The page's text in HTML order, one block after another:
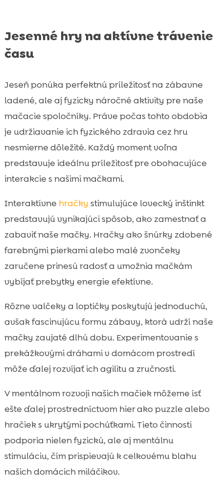
Jesenné hry na aktívne trávenie
času
Jeseň ponúka perfektnú príležitosť na zábavne
ladené, ale aj fyzicky náročné aktivity pre naše
mačacie spoločníky. Práve počas tohto obdobia
je udržiavanie ich fyzického zdravia cez hru
nesmierne dôležité. Každý moment voľna
predstavuje ideálnu príležitosť pre obohacujúce
interakcie s našimi mačkami.
Interaktívne hračky stimulujúce lovecký inštinkt
predstavujú vynikajúci spôsob, ako zamestnať a
zabaviť naše mačky. Hračky ako šnúrky zdobené
farebnými pierkami alebo malé zvončeky
zaručene prinesú radosť a umožnia mačkám
vybíjať prebytky energie efektívne.
Rôzne valčeky a loptičky poskytujú jednoduchú,
avšak fascinujúcu formu zábavy, ktorá udrží naše
mačky zaujaté dlhú dobu. Experimentovanie s
prekážkovými dráhami v domácom prostredí
môže ďalej rozvíjať ich agilitu a zručnosti.
V mentálnom rozvoji našich mačiek môžeme ísť
ešte ďalej prostredníctvom hier ako puzzle alebo
hračiek s ukrytými pochúťkami. Tieto činnosti
podporia nielen fyzickú, ale aj mentálnu
stimuláciu, čím prispievajú k celkovému blahu
našich domácich miláčikov.